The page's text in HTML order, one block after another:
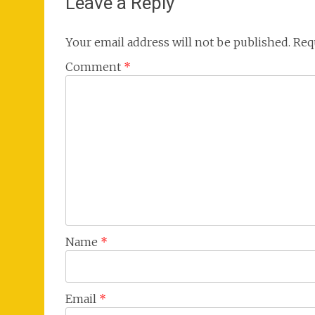
Your email address will not be published.
Comment *
Name *
Email *